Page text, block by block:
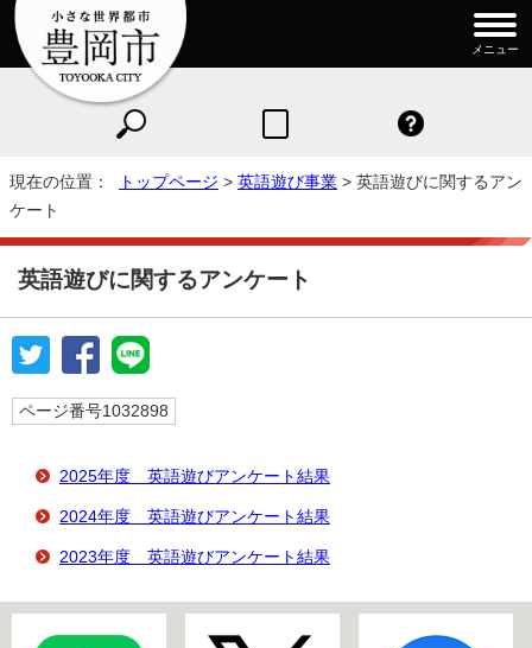
メニュー
現在の位置： トップページ > 英語遊び事業 > 英語遊びに関するアン
ケート
英語遊びに関するアンケート
ページ番号1032898
2025年度 英語遊びアンケート結果
2024年度 英語遊びアンケート結果
2023年度 英語遊びアンケート結果